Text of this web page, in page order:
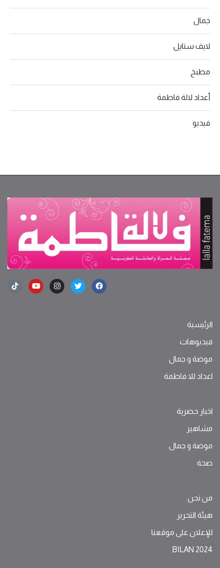
جمال
لايف ستايل
مطبخ
أعداد لالة فاطمة
فيديو
الرئيسية
فيديوهات
موضة ‫و‬ ‫‬‫جمال‬
اعداد للا فاطمة
اخبار حصرية
مشاهير
موضة ‫و‬ ‫‬‫جمال‬
صحة
من نحن
هيئة التحرير
للإعلان على موقعنا
BILAN 2024